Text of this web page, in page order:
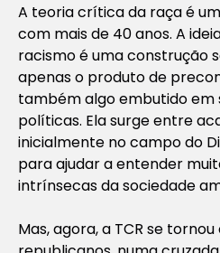
A teoria crítica da raça é
com mais de 40 anos. A
racismo é uma construção
apenas o produto de
também algo embutido em
políticas. Ela surge entre
inicialmente no campo do
para ajudar a entender
intrínsecas da sociedade
Mas, agora, a TCR se